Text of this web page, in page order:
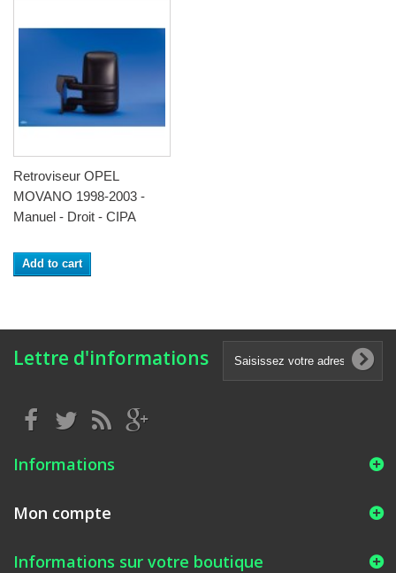
Retroviseur OPEL
MOVANO 1998-2003 -
Manuel - Droit - CIPA
Add to cart
Lettre d'informations
Informations
Mon compte
Informations sur votre boutique